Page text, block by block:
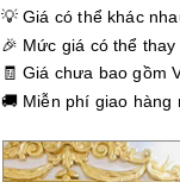
💡 Giá có thể khác
🎉 Mức giá có thể
🧾 Giá chưa bao gồm
🚚 Miễn phí giao hàng